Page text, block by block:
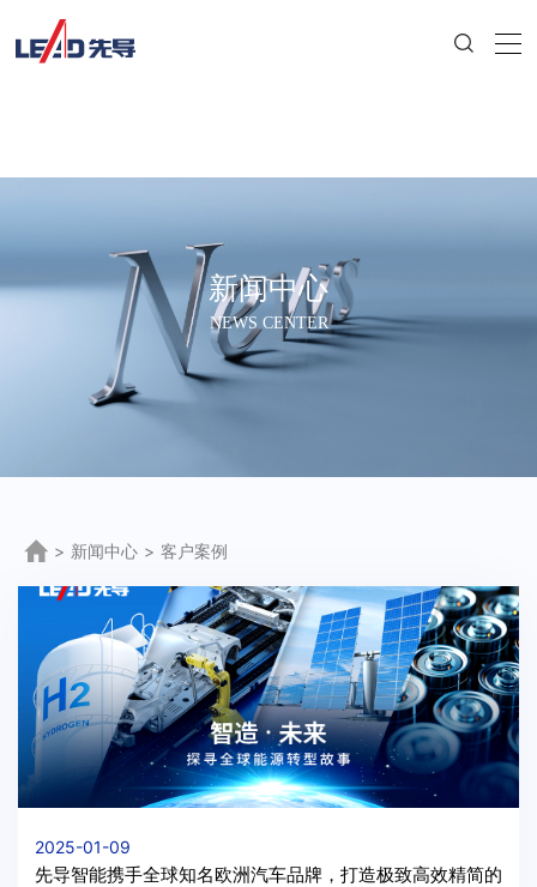
新闻中心
NEWS CENTER
> 新闻中心 > 客户案例
2025-01-09
先导智能携手全球知名欧洲汽车品牌，打造极致高效精简的